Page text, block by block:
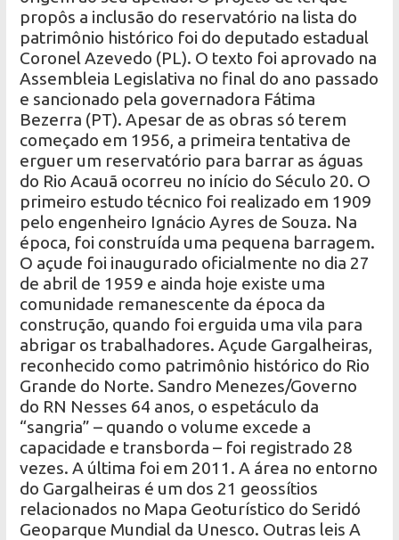
propôs a inclusão do reservatório na lista do
patrimônio histórico foi do deputado estadual
Coronel Azevedo (PL). O texto foi aprovado na
Assembleia Legislativa no final do ano passado
e sancionado pela governadora Fátima
Bezerra (PT). Apesar de as obras só terem
começado em 1956, a primeira tentativa de
erguer um reservatório para barrar as águas
do Rio Acauã ocorreu no início do Século 20. O
primeiro estudo técnico foi realizado em 1909
pelo engenheiro Ignácio Ayres de Souza. Na
época, foi construída uma pequena barragem.
O açude foi inaugurado oficialmente no dia 27
de abril de 1959 e ainda hoje existe uma
comunidade remanescente da época da
construção, quando foi erguida uma vila para
abrigar os trabalhadores. Açude Gargalheiras,
reconhecido como patrimônio histórico do Rio
Grande do Norte. Sandro Menezes/Governo
do RN Nesses 64 anos, o espetáculo da
“sangria” – quando o volume excede a
capacidade e transborda – foi registrado 28
vezes. A última foi em 2011. A área no entorno
do Gargalheiras é um dos 21 geossítios
relacionados no Mapa Geoturístico do Seridó
Geoparque Mundial da Unesco. Outras leis A